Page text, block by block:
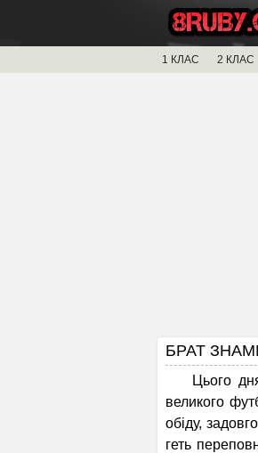
1 КЛАС 2 КЛАС
БРАТ
Цього дня
великого
обіду,
геть